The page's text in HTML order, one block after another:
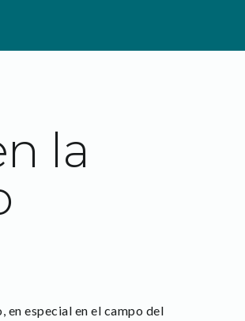
la
especial en el campo del